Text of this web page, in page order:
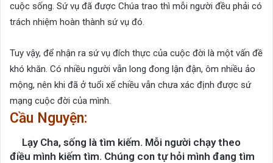
cuộc sống. Sứ vụ đã được Chúa trao thì mỗi người đều phải có
trách nhiệm hoàn thành sứ vụ đó.
Tuy vậy, để nhận ra sứ vụ đích thực của cuộc đời là một vấn đề
khó khăn. Có nhiều người vẫn long đong lận đận, ôm nhiều ảo
mộng, nên khi đã ở tuổi xế chiều vẫn chưa xác định được sứ
mạng cuộc đời của mình.
Cầu Nguyện:
Lạy Cha, sống là tìm kiếm. Mỗi người chạy theo
điều mình kiếm tìm. Chúng con tự hỏi mình đang tìm